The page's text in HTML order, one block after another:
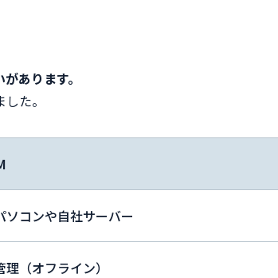
あります。
た。
ソコンや自社サーバー
（オフライン）